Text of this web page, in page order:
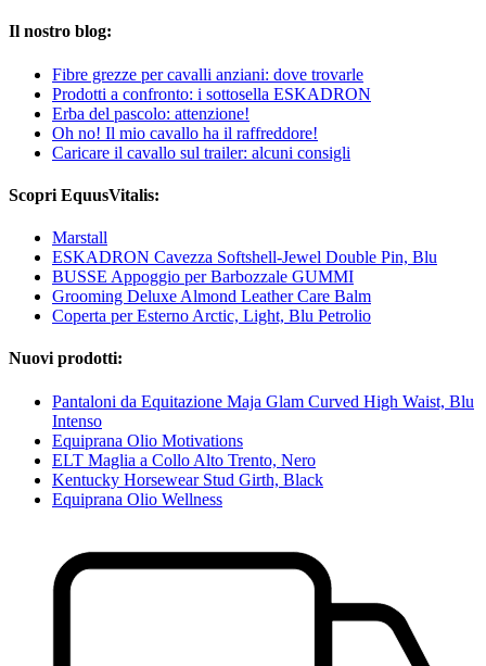
Il nostro blog:
Fibre grezze per cavalli anziani: dove trovarle
Prodotti a confronto: i sottosella ESKADRON
Erba del pascolo: attenzione!
Oh no! Il mio cavallo ha il raffreddore!
Caricare il cavallo sul trailer: alcuni consigli
Scopri EquusVitalis:
Marstall
ESKADRON Cavezza Softshell-Jewel Double Pin, Blu
BUSSE Appoggio per Barbozzale GUMMI
Grooming Deluxe Almond Leather Care Balm
Coperta per Esterno Arctic, Light, Blu Petrolio
Nuovi prodotti:
Pantaloni da Equitazione Maja Glam Curved High Waist, Blu
Intenso
Equiprana Olio Motivations
ELT Maglia a Collo Alto Trento, Nero
Kentucky Horsewear Stud Girth, Black
Equiprana Olio Wellness